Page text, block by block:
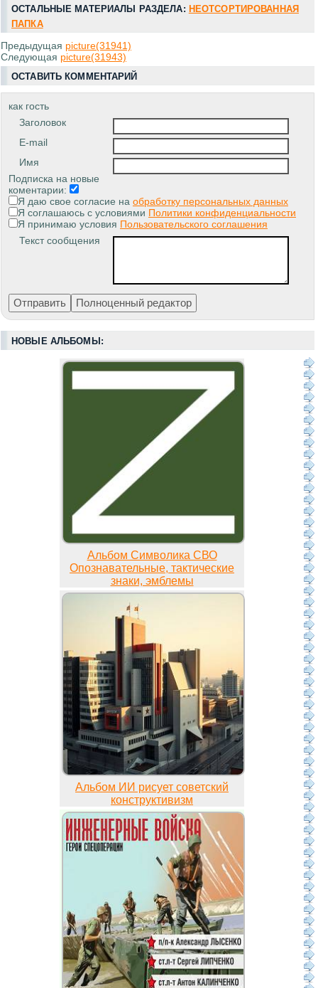
ОСТАЛЬНЫЕ МАТЕРИАЛЫ РАЗДЕЛА: НЕОТСОРТИРОВАННАЯ
ПАПКА
Предыдущая picture(31941)
Следующая picture(31943)
ОСТАВИТЬ КОММЕНТАРИЙ
как гость
Заголовок
E-mail
Имя
Подписка на новые
коментарии:
Я даю свое согласие на обработку персональных данных
Я соглашаюсь с условиями Политики конфиденциальности
Я принимаю условия Пользовательского соглашения
Текст сообщения
НОВЫЕ АЛЬБОМЫ:
Альбом Символика СВО
Опознавательные, тактические
знаки, эмблемы
Альбом ИИ рисует советский
конструктивизм